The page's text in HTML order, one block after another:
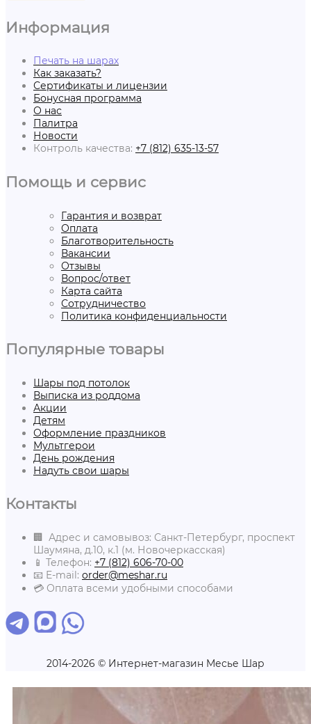
Информация
Печать на шарах
Как заказать?
Сертификаты и лицензии
Бонусная программа
О нас
Палитра
Новости
Контроль качества: +7 (812) 635-13-57
Помощь и сервис
Гарантия и возврат
Оплата
Благотворительность
Вакансии
Отзывы
Вопрос/ответ
Карта сайта
Сотрудничество
Политика конфиденциальности
Популярные товары
Шары под потолок
Выписка из роддома
Акции
Детям
Оформление праздников
Мультгерои
День рождения
Надуть свои шары
Контакты
🏢 Адрес и самовывоз: Санкт-Петербург, проспект
Шаумяна, д.10, к.1 (м. Новочеркасская)
📱 Телефон: +7 (812) 606-70-00
📧 E-mail: order@meshar.ru
💳 Оплата всеми удобными способами
2014-2026 © Интернет-магазин Месье Шар